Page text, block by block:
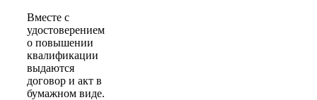
Вместе с
удостоверением
о повышении
квалификации
выдаются
договор и акт в
бумажном виде.